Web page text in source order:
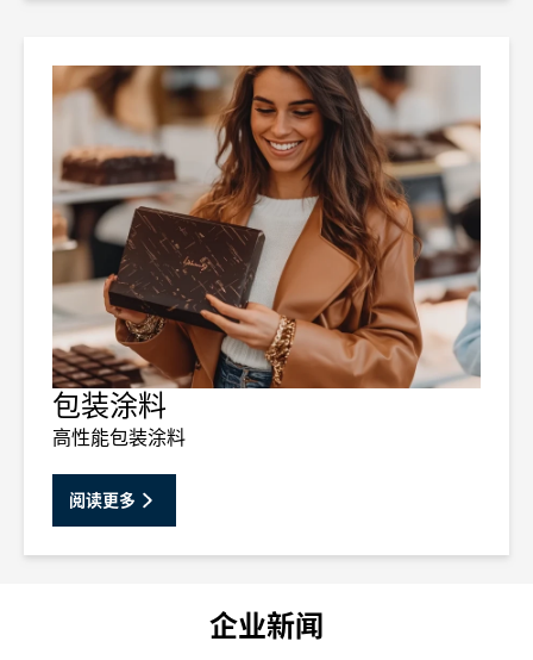
包装涂料
高性能包装涂料
阅读更多
企业新闻